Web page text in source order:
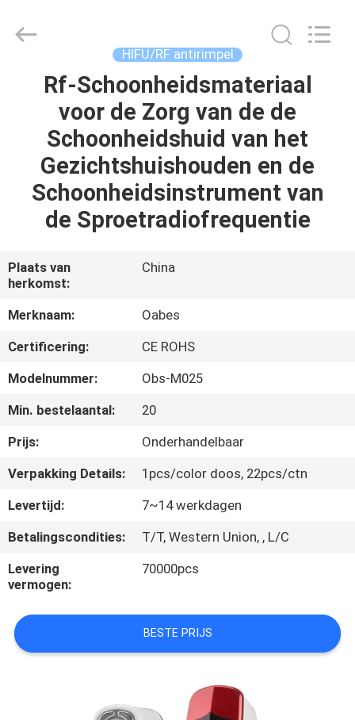
HUIS
PRODUCTEN
ONGEVEER
FABRIEKSREIS
KWALITEITSCONTROLE
ONS
VERZOEK
OM
EEN
SITEMAP
PRIVACY
POLICY
HIFU/RF antirimpel
Rf-Schoonheidsmateriaal
voor de Zorg van de de
Schoonheidshuid van het
Gezichtshuishouden en de
Schoonheidsinstrument van
de Sproetradiofrequentie
Plaats van
herkomst:
China
Merknaam:
Oabes
Certificering:
CE ROHS
Modelnummer:
Obs-M025
Min. bestelaantal:
20
Prijs:
Onderhandelbaar
Verpakking Details:
1pcs/color doos, 22pcs/ctn
Levertijd:
7~14 werkdagen
Betalingscondities:
T/T, Western Union, , L/C
Levering
vermogen:
70000pcs
BESTE PRIJS